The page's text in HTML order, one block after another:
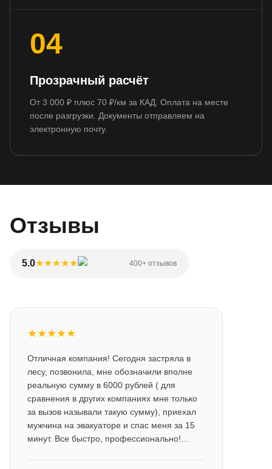
04
Прозрачный расчёт
От 3 000 ₽ плюс 70 ₽/км за КАД. Оплата на месте
после разгрузки. Документы отправляем на
электронную почту.
Отзывы
5.0★★★★★ 400+ отзывов
★★★★★
Отличная компания! Сегодня застряла в
лесу, позвонила, мне обозначили вполне
реальную сумму в 6000 рублей ( для
сравнения в других компаниях мне только
за вызов называли такую сумму), приехал
мужчина на эвакуаторе и спас меня за 15
минут. Все быстро, профессионально!…